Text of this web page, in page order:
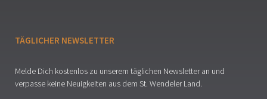
TÄGLICHER NEWSLETTER
Melde Dich kostenlos zu unserem täglichen Newsletter an und
verpasse keine Neuigkeiten aus dem St. Wendeler Land.